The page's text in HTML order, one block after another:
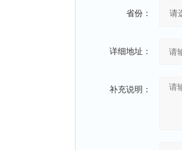
省份：
详细地址：
补充说明：